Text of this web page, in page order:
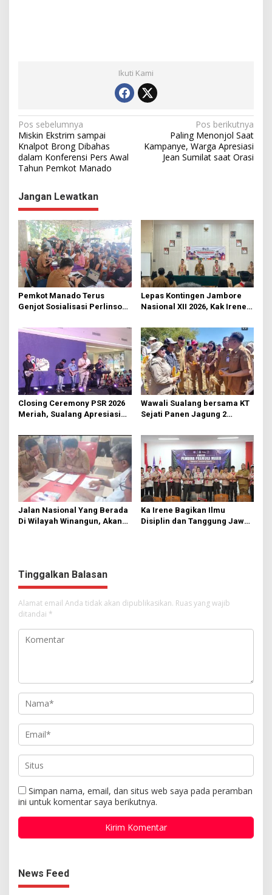
Ikuti Kami
N
a
v
g
a
s
i
p
o
s
Pos sebelumnya
Miskin Ekstrim sampai
Knalpot Brong Dibahas
dalam Konferensi Pers Awal
Tahun Pemkot Manado
Pos berikutnya
Paling Menonjol Saat
Kampanye, Warga Apresiasi
Jean Sumilat saat Orasi
Jangan Lewatkan
Pemkot Manado Terus
Genjot Sosialisasi Perlinsos
Lepas Kontingen Jambore
Nasional XII 2026, Kak Irene:
Kesehatan
Closing Ceremony PSR 2026
Meriah, Sualang Apresiasi
GMIM
Wawali Sualang bersama KT
Sejati Panen Jagung 2
Jalan Nasional Yang Berada
Di Wilayah Winangun, Akan
Ka Irene Bagikan Ilmu
Disiplin dan Tanggung Jawab
Tinggalkan Balasan
Alamat email Anda tidak akan dipublikasikan. Ruas yang wajib
ditandai *
Simpan nama, email, dan situs web saya pada peramban
ini untuk komentar saya berikutnya.
News Feed